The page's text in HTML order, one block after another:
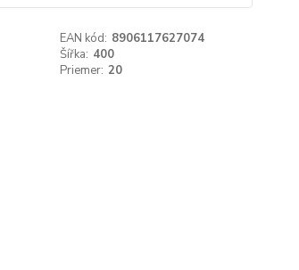
EAN kód: 8906117627074
Šířka: 400
Priemer: 20